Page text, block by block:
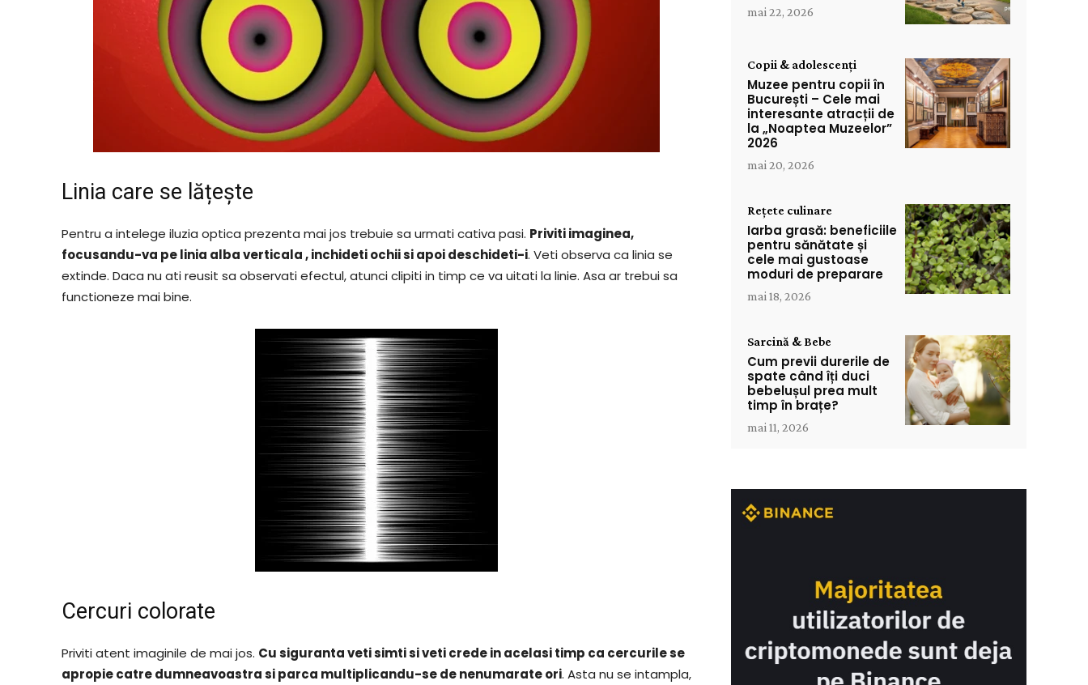
Linia care se lățește
Pentru a intelege iluzia optica prezenta mai jos trebuie sa urmati cativa pasi. Priviti imaginea,
focusandu-va pe linia alba verticala , inchideti ochii si apoi deschideti-i. Veti observa ca linia se
extinde. Daca nu ati reusit sa observati efectul, atunci clipiti in timp ce va uitati la linie. Asa ar trebui sa
functioneze mai bine.
Cercuri colorate
Priviti atent imaginile de mai jos. Cu siguranta veti simti si veti crede in acelasi timp ca cercurile se
apropie catre dumneavoastra si parca multiplicandu-se de nenumarate ori. Asta nu se intampla,
mai 22, 2026
Copii & adolescenți
Muzee pentru copii în
București – Cele mai
interesante atracții de
la „Noaptea Muzeelor”
2026
mai 20, 2026
Rețete culinare
Iarba grasă: beneficiile
pentru sănătate și
cele mai gustoase
moduri de preparare
mai 18, 2026
Sarcină & Bebe
Cum previi durerile de
spate când îți duci
bebelușul prea mult
timp în brațe?
mai 11, 2026